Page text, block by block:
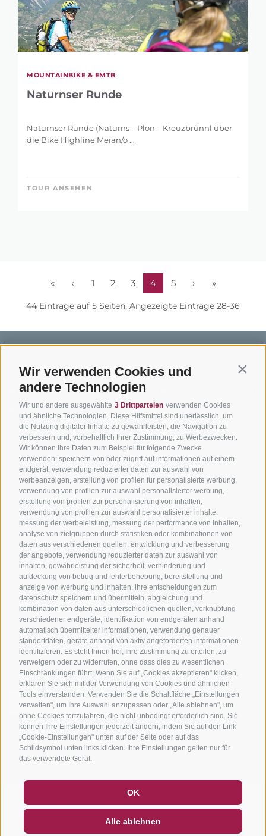
Wir verwenden Cookies und
andere Technologien
Wir und andere ausgewählte 3 Drittparteien verwenden Cookies
und ähnliche Technologien. Diese Hilfsmittel sind unerlässlich, um
die Nutzung digitaler Inhalte zu gewährleisten, die Navigation zu
verbessern und, vorbehaltlich Ihrer Zustimmung, zu Werbezwecken.
Wir können Ihre Daten zum Beispiel für folgende Zwecke
verwenden: speichern von oder zugriff auf informationen auf einem
endgerät, verwendung reduzierter daten zur auswahl von
werbeanzeigen, erstellung von profilen für personalisierte werbung,
verwendung von profilen zur auswahl personalisierter werbung,
erstellung von profilen zur personalisierung von inhalten,
verwendung von profilen zur auswahl personalisierter inhalte,
messung der werbeleistung, messung der performance von inhalten,
analyse von zielgruppen durch statistiken oder kombinationen von
daten aus verschiedenen quellen, entwicklung und verbesserung
der angebote, verwendung reduzierter daten zur auswahl von
inhalten, gewährleistung der sicherheit, verhinderung und
aufdeckung von betrug und fehlerbehebung, bereitstellung und
anzeige von werbung und inhalten, ihre entscheidungen zum
datenschutz speichern und übermitteln, abgleichung und
kombination von daten aus unterschiedlichen quellen, verknüpfung
verschiedener endgeräte, identifikation von endgeräten anhand
automatisch übermittelter informationen, verwendung genauer
standortdaten, geräte anhand von aktiv angeforderten informationen
identifizieren. Es steht Ihnen frei, Ihre Zustimmung zu erteilen, zu
verweigern oder zu widerrufen, ohne dass dies zu wesentlichen
Einschränkungen führt. Wenn Sie auf „Cookies akzeptieren" klicken,
erklären Sie sich mit der Verwendung von Cookies und ähnlichen
Tools einverstanden. Verwenden Sie die Schaltfläche „Einstellungen
verwalten", um Ihre Auswahl anzupassen oder „Alle ablehnen", um
ohne Cookies fortzufahren, die nicht unbedingt erforderlich sind. Sie
können Ihre Einstellungen jederzeit ändern, indem Sie auf den Link
„Cookie-Einstellungen" unten auf der Seite oder auf das
Schildsymbol unten links klicken. Ihre Einstellungen gelten nur für
das verwendete Gerät.
OK
Alle ablehnen
NEWSLETTER
SOCIAL WALL WETTER
MOUNTAINBIKE & EMTB
Naturnser Runde
Naturnser Runde (Naturns – Plon – Kreuzbrünnl über
die Bike Highline Meran/o ...
TOUR ANSEHEN
« ‹ 1 2 3 4 5 › »
44 Einträge auf 5 Seiten, Angezeigte Einträge 28-36
BIKEHOTELS
SÜDTIROL
Hotels & Pakete
Urlaubspakete
Unsere Gutscheine
Hot Deals
Bike & Work
BIKEN IN
SÜDTIROL
Mountainbiken in
Südtirol
Rennradfahren in
Südtirol
Radwege in Südtirol
Bikeshops & Verleihe
Bike-Schulen
Tourenzentrale
Kontakt
Anreise
Zum
info@bikehotels.it
MELDE DICH ZU UNSEREM NEWSLETTER AN!
JETZT ANMELDEN
IMPRESSUM